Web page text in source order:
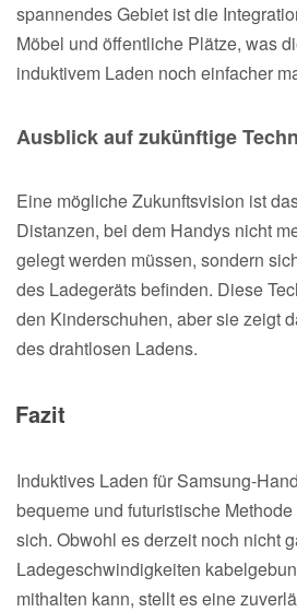
spannendes Gebiet ist die
Möbel und öffentliche Plätze, was
induktivem Laden noch einfacher
Ausblick auf zukünftige
Eine mögliche Zukunftsvision ist
Distanzen, bei dem Handys nicht
gelegt werden müssen, sondern
des Ladegeräts befinden. Diese
den Kinderschuhen, aber sie zeigt
des drahtlosen Ladens.
Fazit
Induktives Laden für Samsung-
bequeme und futuristische
sich. Obwohl es derzeit noch nicht
Ladegeschwindigkeiten
mithalten kann, stellt es eine